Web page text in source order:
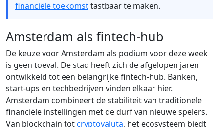
financiële toekomsttastbaar te maken.
Amsterdam als fintech-hub
De keuze voor Amsterdam als podium voor deze week
is geen toeval. De stad heeft zich de afgelopen jaren
ontwikkeld tot een belangrijke fintech-hub. Banken,
start-ups en techbedrijven vinden elkaar hier.
Amsterdam combineert de stabiliteit van traditionele
financiële instellingen met de durf van nieuwe spelers.
Van blockchain totcryptovaluta, het ecosysteem biedt